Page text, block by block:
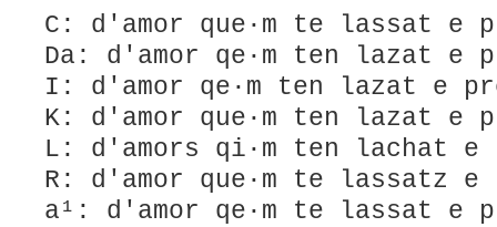
C: d'amor que·m te lassat e
Da: d'amor qe·m ten lazat e
I: d'amor qe·m ten lazat e
K: d'amor que·m ten lazat e
L: ​d'amors qi·m ten lachat e
R: d'amor que·m te lassatz e
a¹: d'amor qe·m te lassat e